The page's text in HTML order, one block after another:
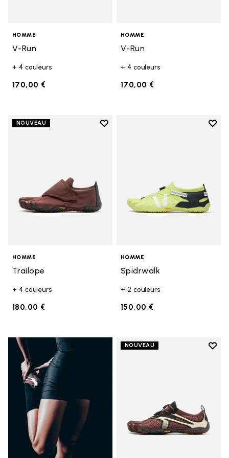
HOMME
V-Run
+ 4 couleurs
170,00 €
HOMME
V-Run
+ 4 couleurs
170,00 €
NOUVEAU
Add to wishlist
HOMME
Trailope
+ 4 couleurs
180,00 €
Add
HOMME
Spidrwalk
+ 2 couleurs
150,00 €
NOUVEAU
Add